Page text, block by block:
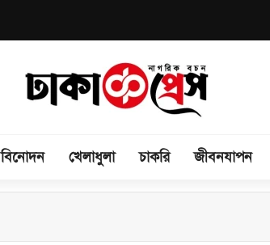
বিনোদন খেলাধুলা চাকরি জীবনযাপন